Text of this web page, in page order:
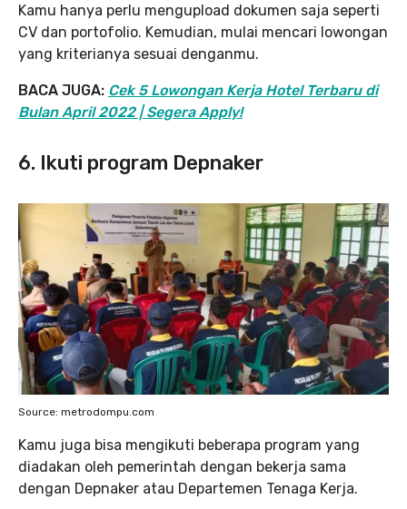
Kamu hanya perlu mengupload dokumen saja seperti
CV dan portofolio. Kemudian, mulai mencari lowongan
yang kriterianya sesuai denganmu.
BACA JUGA: Cek 5 Lowongan Kerja Hotel Terbaru di
Bulan April 2022 | Segera Apply!
6. Ikuti program Depnaker
Source: metrodompu.com
Kamu juga bisa mengikuti beberapa program yang
diadakan oleh pemerintah dengan bekerja sama
dengan Depnaker atau Departemen Tenaga Kerja.